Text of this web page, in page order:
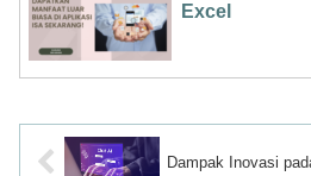
Excel
Dampak Inovasi